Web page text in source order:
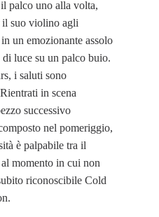
palco uno alla volta,
il suo violino agli
un emozionante assolo
luce su un palco buio.
i saluti sono
in scena
successivo
nel pomeriggio,
è palpabile tra il
momento in cui non
riconoscibile Cold